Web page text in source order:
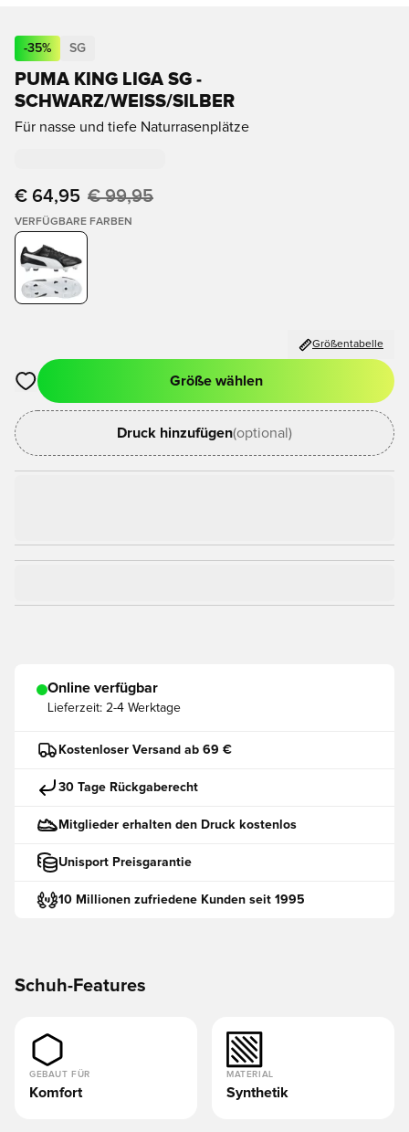
-35% SG
PUMA KING LIGA SG -
SCHWARZ/WEISS/SILBER
Für nasse und tiefe Naturrasenplätze
€ 64,95 € 99,95
VERFÜGBARE FARBEN
Größentabelle
Öffnet ein Fenster zum Anmelden oder Registrieren als
Größe wählen
Druck hinzufügen(optional)
Online verfügbar
Lieferzeit: 2-4 Werktage
Kostenloser Versand ab 69 €
30 Tage Rückgaberecht
Mitglieder erhalten den Druck kostenlos
Unisport Preisgarantie
10 Millionen zufriedene Kunden seit 1995
Schuh-Features
GEBAUT FÜR
Komfort
MATERIAL
Synthetik